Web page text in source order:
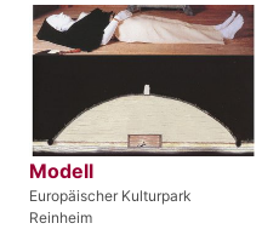
Modell
Europäischer Kulturpark
Reinheim